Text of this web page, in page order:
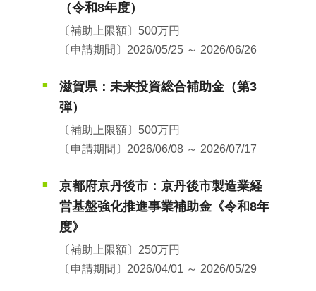
（令和8年度）
〔補助上限額〕500万円
〔申請期間〕2026/05/25 ～ 2026/06/26
■
滋賀県：未来投資総合補助金（第3
弾）
〔補助上限額〕500万円
〔申請期間〕2026/06/08 ～ 2026/07/17
■
京都府京丹後市：京丹後市製造業経
営基盤強化推進事業補助金《令和8年
度》
〔補助上限額〕250万円
〔申請期間〕2026/04/01 ～ 2026/05/29